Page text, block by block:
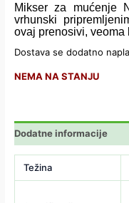
Mikser za mućenje
vrhunski
ovaj prenosivi, veoma
Dostava se dodatno
NEMA NA STANJU
Dodatne informacije
Težina